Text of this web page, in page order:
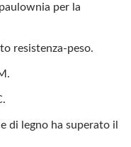
per la
resistenza-peso.
di legno ha superato il